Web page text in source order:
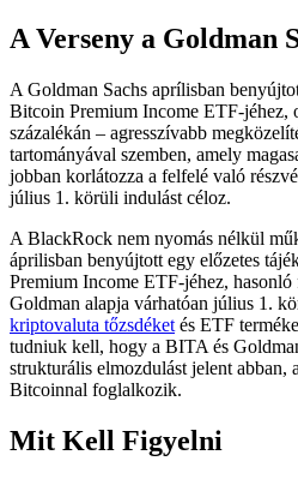
A Verseny a Goldman
A Goldman Sachs aprílisban
Bitcoin Premium Income ETF-jéhez,
százalékán – agresszívabb
tartományával szemben, amely
jobban korlátozza a felfelé való
július 1. körüli indulást céloz.
A BlackRock nem nyomás nélkül
áprilisban benyújtott egy előzetes
Premium Income ETF-jéhez,
Goldman alapja várhatóan július 1.
kriptovaluta tőzsdéket és ETF
tudniuk kell, hogy a BITA és
strukturális elmozdulást jelent abban,
Bitcoinnal foglalkozik.
Mit Kell Figyelni